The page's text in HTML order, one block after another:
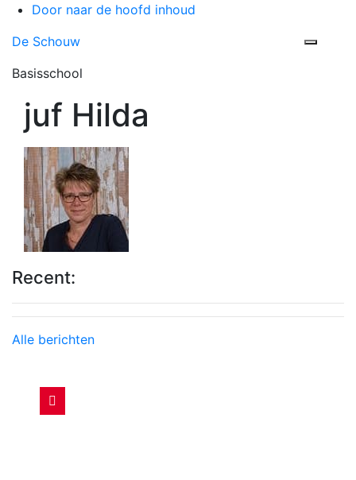
Door naar de hoofd inhoud
De Schouw
Basisschool
juf Hilda
Recent:
Alle berichten